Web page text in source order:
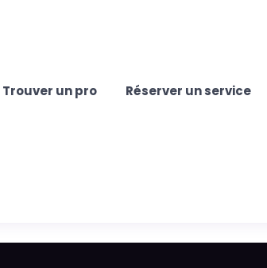
Trouver un pro Réserver un service